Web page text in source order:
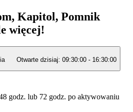
Kapitol, Pomnik
więcej!
Otwarte dzisiaj: 09:30:00 - 16:30:00
godz. lub 72 godz. po aktywowaniu